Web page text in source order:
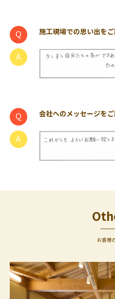
施工現場での思い出を
会社へのメッセージを
お客様